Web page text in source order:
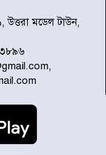
বিচার এ দেশেই
হোক না কেন,
দিবসে
আভাস
ভারতের সমর্থন
মডেল টাউন,